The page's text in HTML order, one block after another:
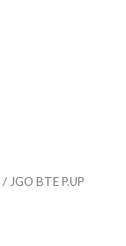
/ JGO BTE P.UP